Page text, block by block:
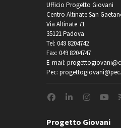
Ufficio Progetto Giovani
Centro Altinate San
Via Altinate 71
35121 Padova
Tel: 049 8204742
Fax: 049 8204747
E-mail:
Pec:
Progetto Giovani